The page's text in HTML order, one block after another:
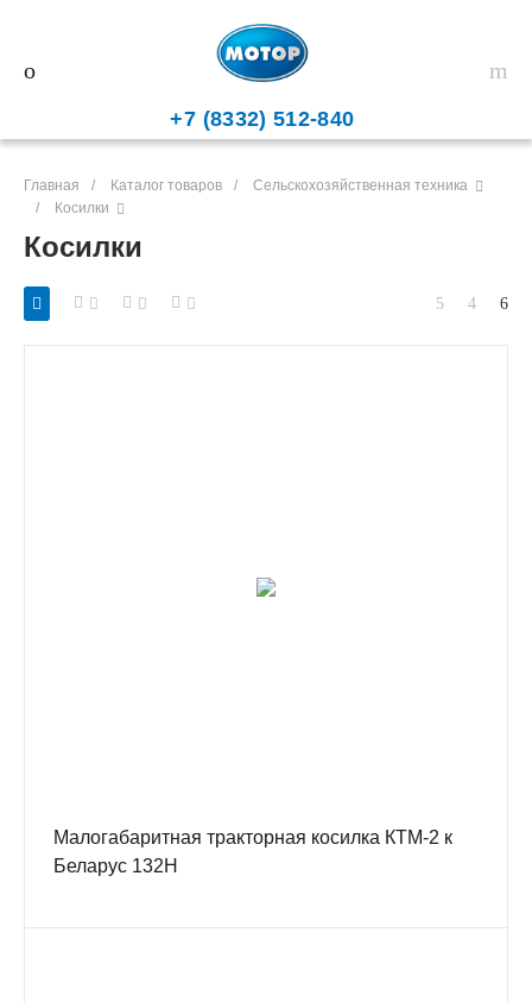
+7 (8332) 512-840
Главная / Каталог товаров /
Сельскохозяйственная техника
/
Косилки
Косилки
Mалогабаритная тракторная косилка КТМ-2 к
Беларус 132Н